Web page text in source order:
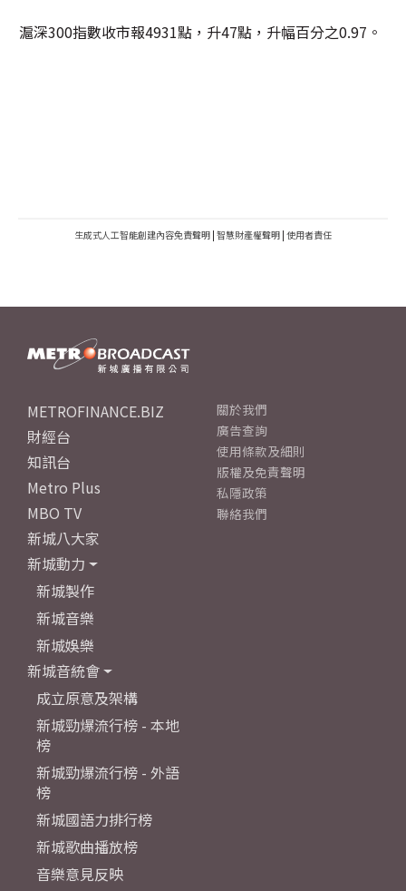
滬深300指數收市報4931點，升47點，升幅百分之0.97。
生成式人工智能創建內容免責聲明 | 智慧財產權聲明 | 使用者責任
METROFINANCE.BIZ
財經台
知訊台
Metro Plus
MBO TV
新城八大家
新城動力
新城製作
新城音樂
新城娛樂
新城音統會
成立原意及架構
新城勁爆流行榜 - 本地
榜
新城勁爆流行榜 - 外語
榜
新城國語力排行榜
新城歌曲播放榜
音樂意見反映
關於我們
廣告查詢
使用條款及細則
版權及免責聲明
私隱政策
聯絡我們